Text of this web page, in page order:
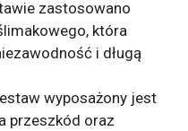
zastosowano
która
i długą
wyposażony jest
przeszkód oraz